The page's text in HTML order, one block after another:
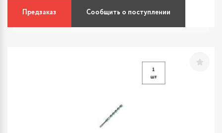
Предзаказ Сообщить о поступлении